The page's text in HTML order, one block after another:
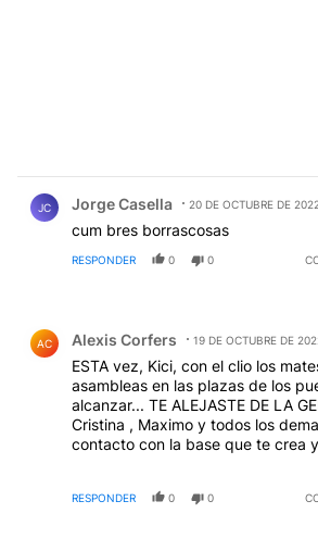
JC Jorge Casella 20 DE OCTUBRE DE
cum bres borrascosas
RESPONDER 0 0
AC Alexis Corfers 19 DE OCTUBRE DE
ESTA vez, Kici, con el clio los
asambleas en las plazas de los
alcanzar... TE ALEJASTE DE LA
Cristina , Maximo y todos los
contacto con la base que te crea
un doble peligro: por un lado, te
entendes lo elemental: las
tienen NADA que ver con la
RESPONDER 0 0